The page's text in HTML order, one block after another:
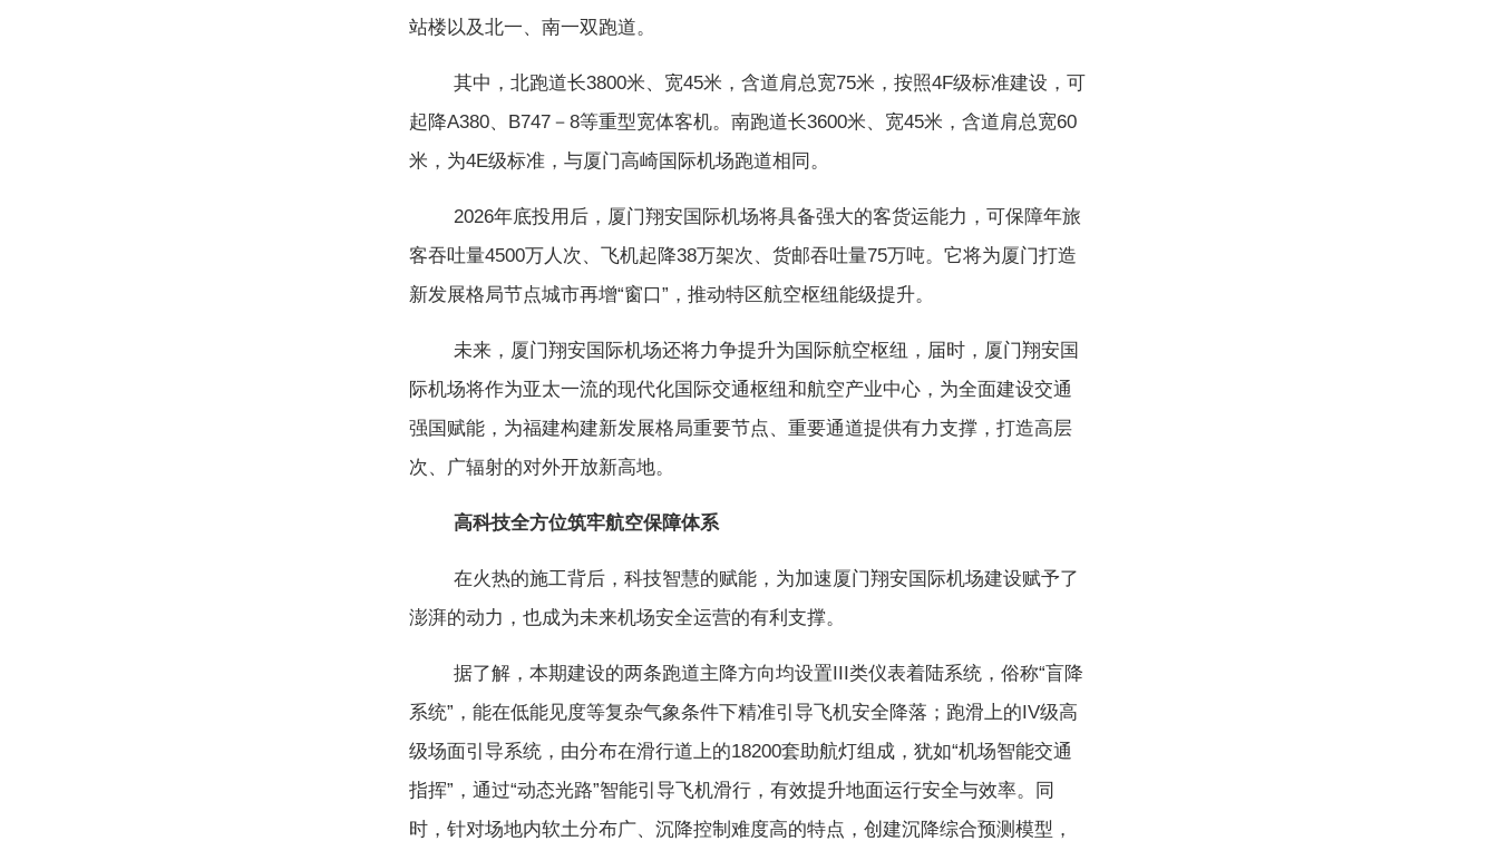
站楼以及北一、南一双跑道。
其中，北跑道长3800米、宽45米，含道肩总宽75米，按照4F级标准建设，可
起降A380、B747－8等重型宽体客机。南跑道长3600米、宽45米，含道肩总宽60
米，为4E级标准，与厦门高崎国际机场跑道相同。
2026年底投用后，厦门翔安国际机场将具备强大的客货运能力，可保障年旅
客吞吐量4500万人次、飞机起降38万架次、货邮吞吐量75万吨。它将为厦门打造
新发展格局节点城市再增“窗口”，推动特区航空枢纽能级提升。
未来，厦门翔安国际机场还将力争提升为国际航空枢纽，届时，厦门翔安国
际机场将作为亚太一流的现代化国际交通枢纽和航空产业中心，为全面建设交通
强国赋能，为福建构建新发展格局重要节点、重要通道提供有力支撑，打造高层
次、广辐射的对外开放新高地。
高科技全方位筑牢航空保障体系
在火热的施工背后，科技智慧的赋能，为加速厦门翔安国际机场建设赋予了
澎湃的动力，也成为未来机场安全运营的有利支撑。
据了解，本期建设的两条跑道主降方向均设置III类仪表着陆系统，俗称“盲降
系统”，能在低能见度等复杂气象条件下精准引导飞机安全降落；跑滑上的IV级高
级场面引导系统，由分布在滑行道上的18200套助航灯组成，犹如“机场智能交通
指挥”，通过“动态光路”智能引导飞机滑行，有效提升地面运行安全与效率。同
时，针对场地内软土分布广、沉降控制难度高的特点，创建沉降综合预测模型，